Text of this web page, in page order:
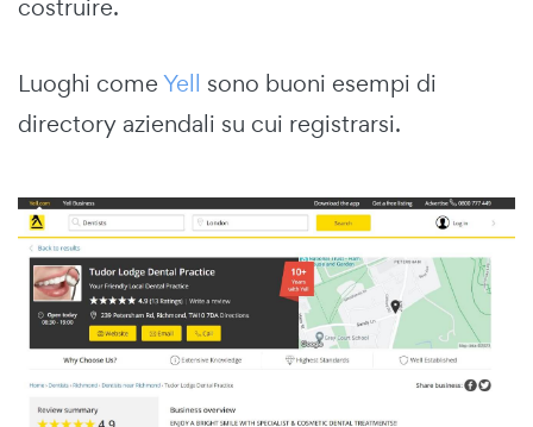
costruire.
Luoghi comeYell sono buoni esempi di
directory aziendali su cui registrarsi.